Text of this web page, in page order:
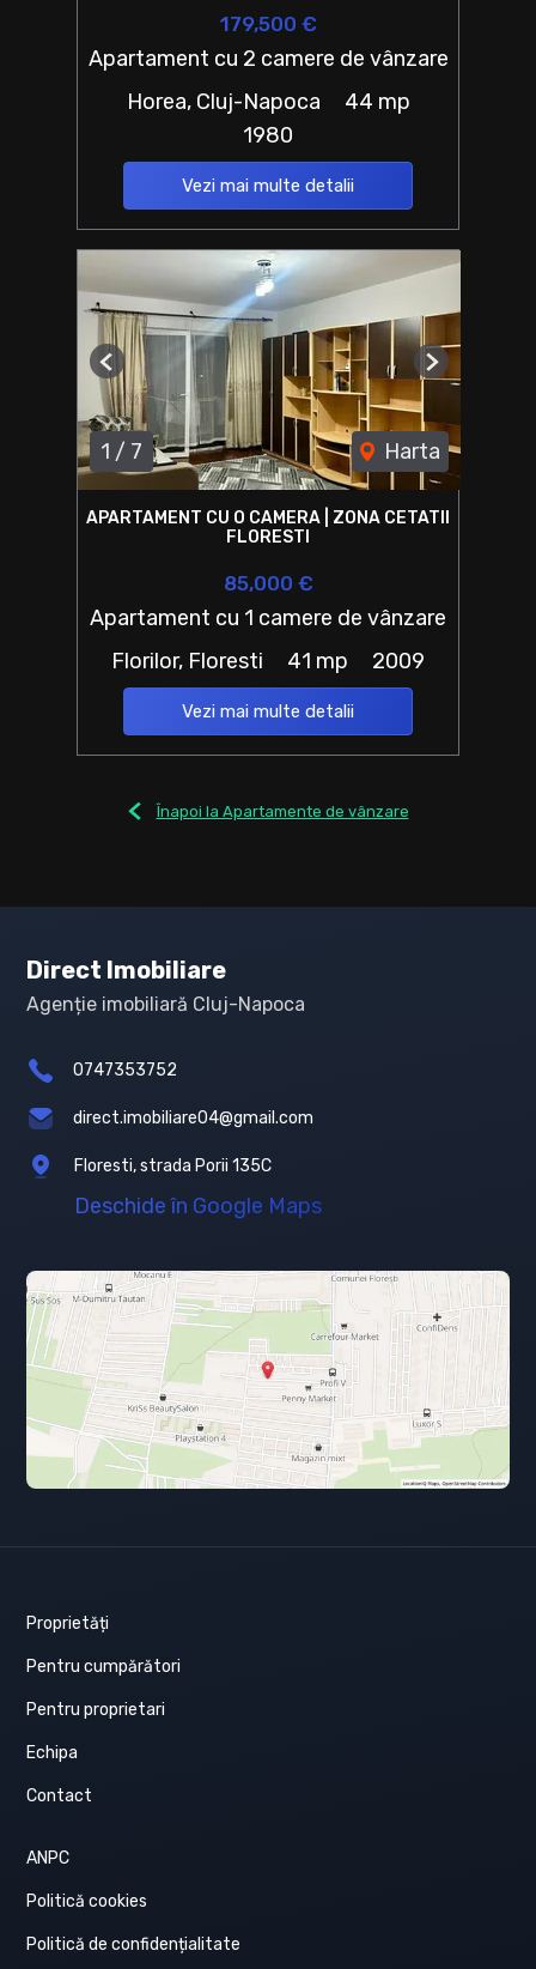
179,500 €
Apartament cu 2 camere de vânzare
Horea, Cluj-Napoca
44 mp
1980
Vezi mai multe detalii
1 / 7 Harta
Previous Next
APARTAMENT CU O CAMERA | ZONA CETATII
FLORESTI
85,000 €
Apartament cu 1 camere de vânzare
Florilor, Floresti
41 mp 2009
Vezi mai multe detalii
Înapoi la Apartamente de vânzare
Direct Imobiliare
Agenție imobiliară Cluj-Napoca
0747353752
direct.imobiliare04@gmail.com
Floresti, strada Porii 135C
Deschide în Google Maps
Proprietăți
Pentru cumpărători
Pentru proprietari
Echipa
Contact
ANPC
Politică cookies
Politică de confidențialitate